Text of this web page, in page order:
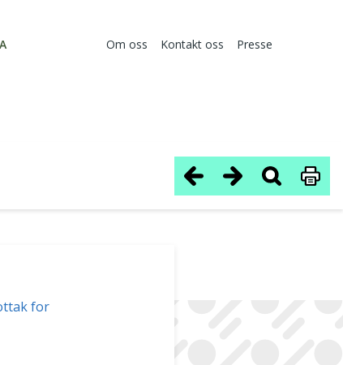
Om oss Kontakt oss Presse
for